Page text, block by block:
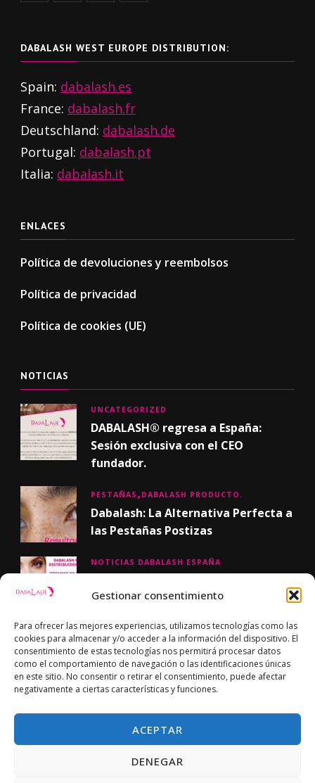
Gestionar consentimiento
Para ofrecer las mejores experiencias, utilizamos tecnologías como las
cookies para almacenar y/o acceder a la información del dispositivo. El
consentimiento de estas tecnologías nos permitirá procesar datos
como el comportamiento de navegación o las identificaciones únicas
en este sitio. No consentir o retirar el consentimiento, puede afectar
negativamente a ciertas características y funciones.
ACEPTAR
DENEGAR
DABALASH WEST EUROPE DISTRIBUTION:
Spain: dabalash.es
France: dabalash.fr
Deutschland: dabalash.de
Portugal: dabalash.pt
Italia: dabalash.it
ENLACES
Política de devoluciones y reembolsos
Política de privacidad
Política de cookies (UE)
NOTICIAS
UNCATEGORIZED
DABALASH® regresa a España:
Sesión exclusiva con el CEO
fundador.
PESTAÑAS DABALASH PRODUCTO.
Dabalash: La Alternativa Perfecta a
las Pestañas Postizas
NOTICIAS DABALASH ESPAÑA
FACEBOOK
© Copyright 2024 Dabalash. Todos los derechos